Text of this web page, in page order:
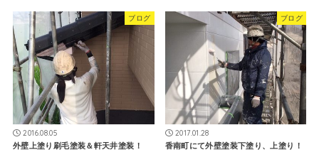
ブログ
2016.08.05
外壁上塗り刷毛塗装＆軒天井塗装！
ブログ
2017.01.28
香南町にて外壁塗装下塗り、上塗り！